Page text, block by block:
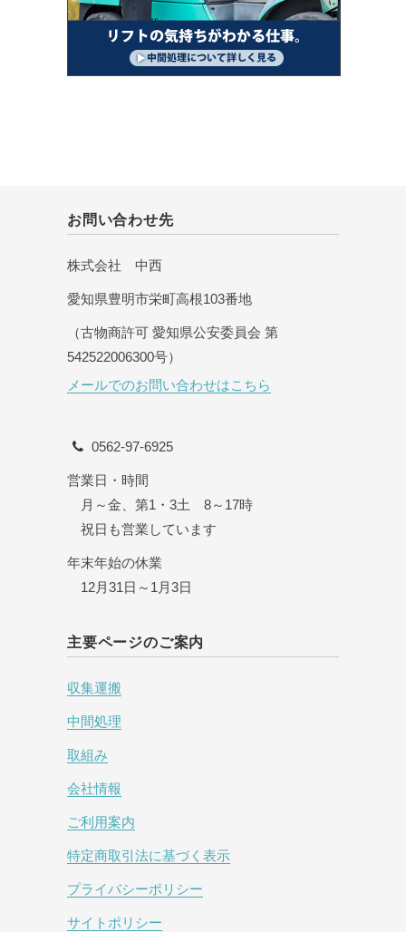
お問い合わせ先
株式会社 中西
愛知県豊明市栄町高根103番地
（古物商許可 愛知県公安委員会 第
542522006300号）
メールでのお問い合わせはこちら
0562-97-6925
営業日・時間
月～金、第1・3土 8～17時
祝日も営業しています
年末年始の休業
12月31日～1月3日
主要ページのご案内
収集運搬
中間処理
取組み
会社情報
ご利用案内
特定商取引法に基づく表示
プライバシーポリシー
サイトポリシー